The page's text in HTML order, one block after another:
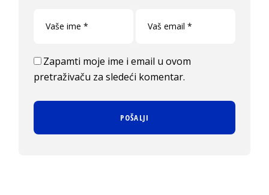
Zapamti moje ime i email u ovom
pretraživaču za sledeći komentar.